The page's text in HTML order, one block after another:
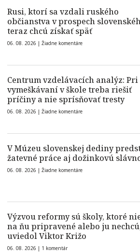
Rusi, ktorí sa vzdali ruského
občianstva v prospech
teraz chcú získať späť
06. 08. 2026 | Žiadne komentáre
Centrum vzdelávacích analýz: Pri
vymeškávaní v škole treba riešiť
príčiny a nie sprísňovať tresty
06. 08. 2026 | Žiadne komentáre
V Múzeu slovenskej dediny
žatevné práce aj dožinkovú
06. 08. 2026 | Žiadne komentáre
Výzvou reformy sú školy, ktoré
na ňu pripravené alebo ju
uviedol Viktor Križo
06. 08. 2026 | 1 komentár